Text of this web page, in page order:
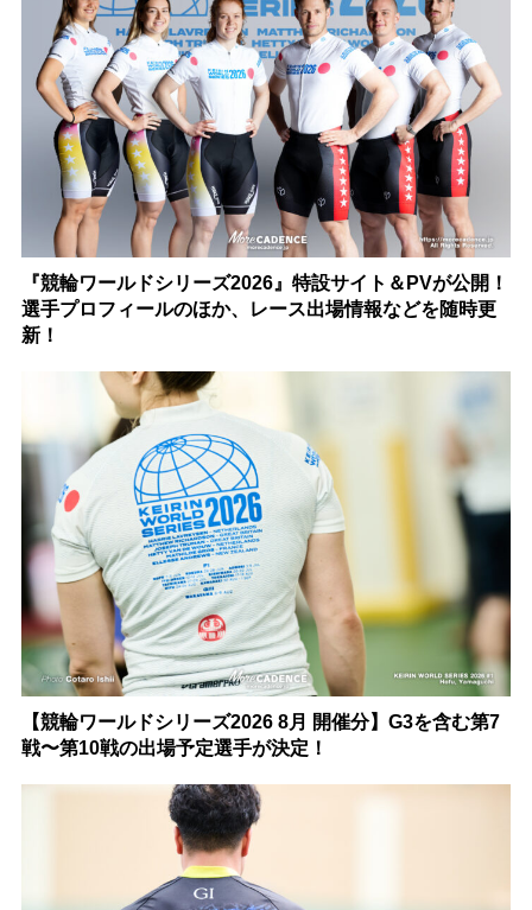
『競輪ワールドシリーズ2026』特設サイト＆PVが公開！
選手プロフィールのほか、レース出場情報などを随時更
新！
【競輪ワールドシリーズ2026 8月 開催分】G3を含む第7
戦〜第10戦の出場予定選手が決定！